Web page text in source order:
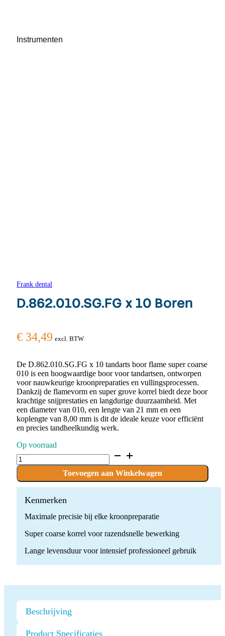
Instrumenten
Frank dental
D.862.010.SG.FG x 10 Boren
€ 34,49 excl. BTW
De D.862.010.SG.FG x 10 tandarts boor flame super coarse
010 is een hoogwaardige boor voor tandartsen, ontworpen
voor nauwkeurige kroonpreparaties en vullingsprocessen.
Dankzij de flamevorm en super grove korrel biedt deze boor
krachtige snijprestaties en langdurige duurzaamheid. Met
een diameter van 010, een lengte van 21 mm en een
koplengte van 8,00 mm is dit de ideale keuze voor efficiënt
en precies tandheelkundig werk.
Op voorraad
D.862.010.SG.FG
x
Boren
quantity
Toevoegen aan Winkelwagen
Kenmerken
Maximale precisie bij elke kroonpreparatie
Super coarse korrel voor razendsnelle bewerking
Lange levensduur voor intensief professioneel gebruik
Beschrijving
Product Specificaties